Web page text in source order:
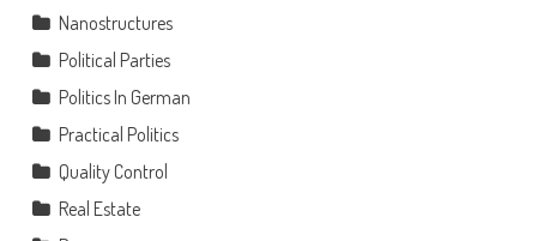
Nanostructures
Political Parties
Politics In German
Practical Politics
Quality Control
Real Estate